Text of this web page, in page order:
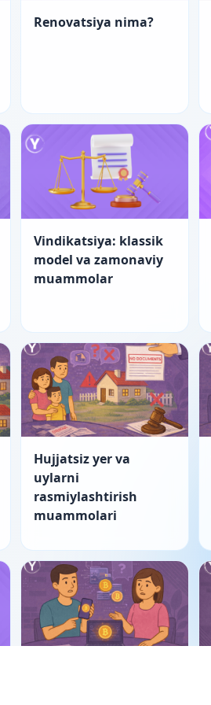
Renovatsiya nima?
Vindikatsiya: klassik
model va zamonaviy
muammolar
Hujjatsiz yer va
uylarni
rasmiylashtirish
muammolari